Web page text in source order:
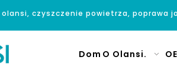
czyszczenie powietrza, poprawa
Dom O Olansi.